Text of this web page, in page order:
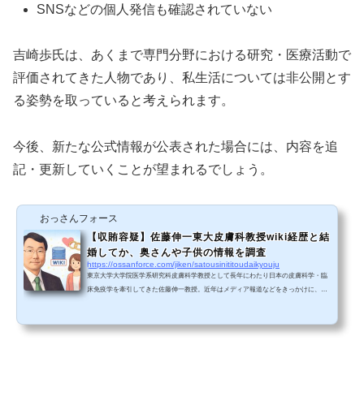
SNSなどの個人発信も確認されていない
吉崎歩氏は、あくまで専門分野における研究・医療活動で
評価されてきた人物であり、私生活については非公開とす
る姿勢を取っていると考えられます。
今後、新たな公式情報が公表された場合には、内容を追
記・更新していくことが望まれるでしょう。
おっさんフォース
【収賄容疑】佐藤伸一東大皮膚科教授wiki経歴と結
婚してか、奥さんや子供の情報を調査
https://ossanforce.com/jiken/satousinititoudaikyouju
東京大学大学院医学系研究科皮膚科学教授として長年にわたり日本の皮膚科学・臨
床免疫学を牽引してきた佐藤伸一教授。近年はメディア報道などをきっかけに、そ
はいるのか？」といった疑問について、公表されている事実情報のみをもとに整理